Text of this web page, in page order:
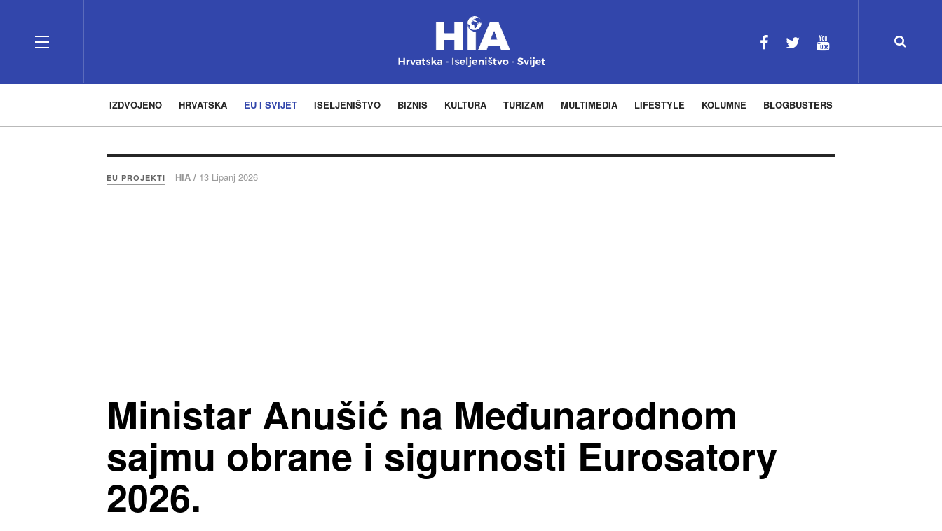
IZDVOJENO HRVATSKA EU I SVIJET ISELJENIŠTVO BIZNIS KULTURA TURIZAM MULTIMEDIA LIFESTYLE KOLUMNE BLOGBUSTERS
EU PROJEKTI HIA / 13 Lipanj 2026
Ministar Anušić na Međunarodnom
sajmu obrane i sigurnosti Eurosatory
2026.